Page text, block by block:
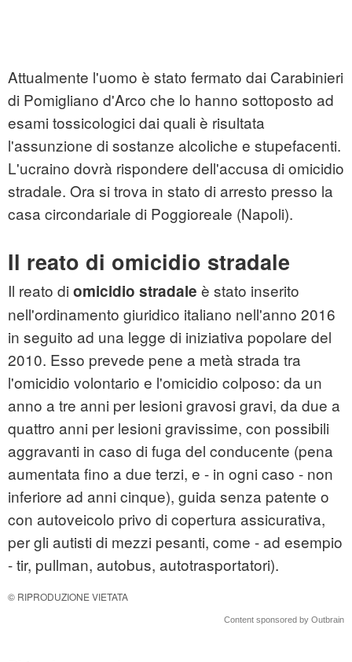
Attualmente l'uomo è stato fermato dai Carabinieri
di Pomigliano d'Arco che lo hanno sottoposto ad
esami tossicologici dai quali è risultata
l'assunzione di sostanze alcoliche e stupefacenti.
L'ucraino dovrà rispondere dell'accusa di omicidio
stradale. Ora si trova in stato di arresto presso la
casa circondariale di Poggioreale (Napoli).
Il reato di omicidio stradale
Il reato di omicidio stradale è stato inserito
nell'ordinamento giuridico italiano nell'anno 2016
in seguito ad una legge di iniziativa popolare del
2010. Esso prevede pene a metà strada tra
l'omicidio volontario e l'omicidio colposo: da un
anno a tre anni per lesioni gravosi gravi, da due a
quattro anni per lesioni gravissime, con possibili
aggravanti in caso di fuga del conducente (pena
aumentata fino a due terzi, e - in ogni caso - non
inferiore ad anni cinque), guida senza patente o
con autoveicolo privo di copertura assicurativa,
per gli autisti di mezzi pesanti, come - ad esempio
- tir, pullman, autobus, autotrasportatori).
© RIPRODUZIONE VIETATA
Content sponsored by Outbrain